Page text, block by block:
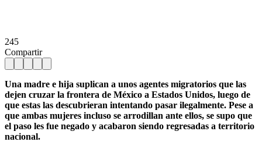
245
Compartir
Una madre e hija suplican a unos agentes migratorios que las
dejen cruzar la frontera de México a Estados Unidos, luego de
que estas las descubrieran intentando pasar ilegalmente. Pese a
que ambas mujeres incluso se arrodillan ante ellos, se supo que
el paso les fue negado y acabaron siendo regresadas a territorio
nacional.